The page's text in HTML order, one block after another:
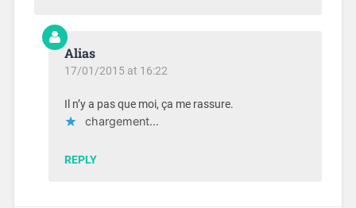
Alias
17/01/2015 at 16:22
Il n’y a pas que moi, ça me rassure.
chargement…
REPLY